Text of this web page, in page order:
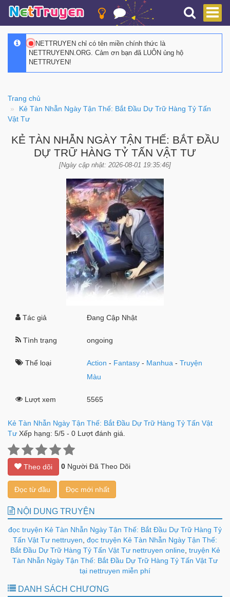
NETTRUYEN chỉ có tên miền chính thức là
NETTRUYENN.ORG. Cảm ơn bạn đã LUÔN ủng hộ
NETTRUYEN!
Trang chủ
Kẻ Tàn Nhẫn Ngày Tận Thế: Bắt Đầu Dự Trữ Hàng Tỷ Tấn
Vật Tư
KẺ TÀN NHẪN NGÀY TẬN THẾ: BẮT ĐẦU
DỰ TRỮ HÀNG TỶ TẤN VẬT TƯ
[Ngày cập nhật: 2026-08-01 19:35:46]
Tác giả Đang Cập Nhật
Tình trạng ongoing
Thể loại Action - Fantasy - Manhua -Truyện
Màu
Lượt xem 5565
Kẻ Tàn Nhẫn Ngày Tận Thế: Bắt Đầu Dự Trữ Hàng Tỷ Tấn Vật
Tư Xếp hạng: 5/5 - 0 Lượt đánh giá.
Theo dõi 0 Người Đã Theo Dõi
Đọc từ đầu Đọc mới nhất
NỘI DUNG TRUYỆN
đọc truyện Kẻ Tàn Nhẫn Ngày Tận Thế: Bắt Đầu Dự Trữ Hàng Tỷ
Tấn Vật Tư nettruyen đọc truyện Kẻ Tàn Nhẫn Ngày Tận Thế:
Bắt Đầu Dự Trữ Hàng Tỷ Tấn Vật Tư nettruyen online, truyện Kẻ
Tàn Nhẫn Ngày Tận Thế: Bắt Đầu Dự Trữ Hàng Tỷ Tấn Vật Tư
tại nettruyen miễn phí
DANH SÁCH CHƯƠNG